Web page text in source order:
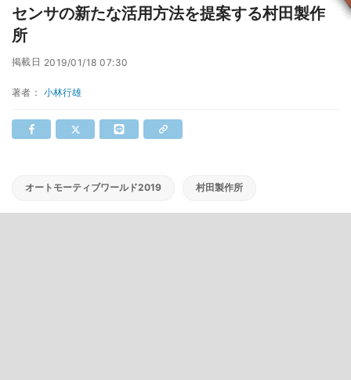
センサの新たな活用方法を提案する村田製作
所
掲載日 2019/01/18 07:30
著者： 小林行雄
オートモーティブワールド2019 村田製作所